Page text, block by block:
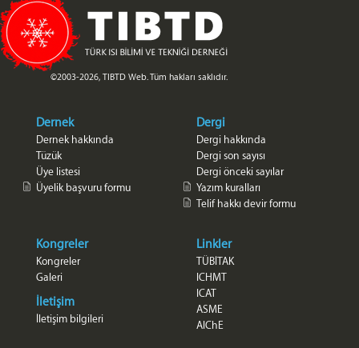
©2003-2026, TIBTD Web. Tüm hakları saklıdır.
Dernek
Dernek hakkında
Tüzük
Üye listesi
Üyelik başvuru formu
Dergi
Dergi hakkında
Dergi son sayısı
Dergi önceki sayılar
Yazım kuralları
Telif hakkı devir formu
Kongreler
Kongreler
Galeri
İletişim
İletişim bilgileri
Linkler
TÜBİTAK
ICHMT
ICAT
ASME
AlChE